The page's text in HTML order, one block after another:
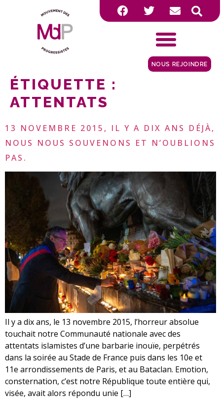
NOUS REJOINDRE
ÉTIQUETTE :
ATTENTATS
13 NOVEMBRE 2015, IL Y A DIX ANS DÉJÀ,
NOUS NOUS SOUVENONS ET N’OUBLIONS
PAS.
Il y a dix ans, le 13 novembre 2015, l’horreur absolue
touchait notre Communauté nationale avec des
attentats islamistes d’une barbarie inouïe, perpétrés
dans la soirée au Stade de France puis dans les 10e et
11e arrondissements de Paris, et au Bataclan. Emotion,
consternation, c’est notre République toute entière qui,
visée, avait alors répondu unie […]